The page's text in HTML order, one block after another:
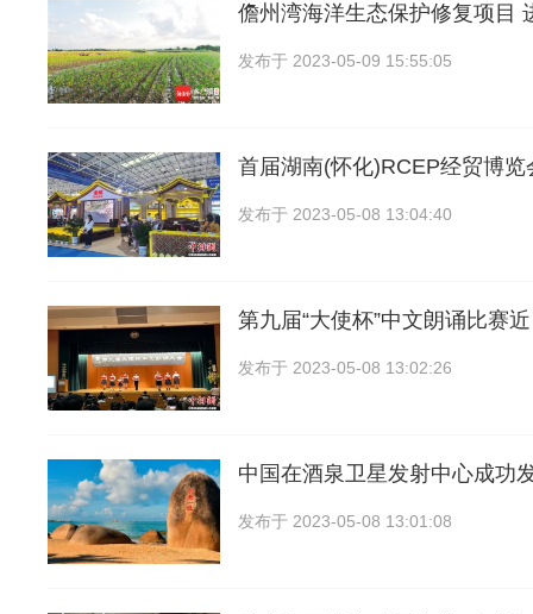
儋州湾海洋生态保护修复项目
发布于 2023-05-09 15:55:05
首届湖南(怀化)RCEP经贸博览
发布于 2023-05-08 13:04:40
第九届“大使杯”中文朗诵比赛
发布于 2023-05-08 13:02:26
中国在酒泉卫星发射中心成功
发布于 2023-05-08 13:01:08